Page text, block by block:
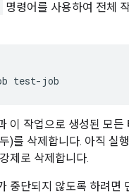
명령어를 사용하여 전체
test-job
이 작업으로 생성된 모든
)를 삭제합니다. 아직 실
제로 삭제합니다.
중단되지 않도록 하려면